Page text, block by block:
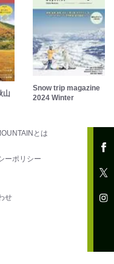
山
Snow trip magazine
2024 Winter
とは
ーポリシー
せ